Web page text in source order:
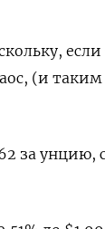
(и
за унцию,